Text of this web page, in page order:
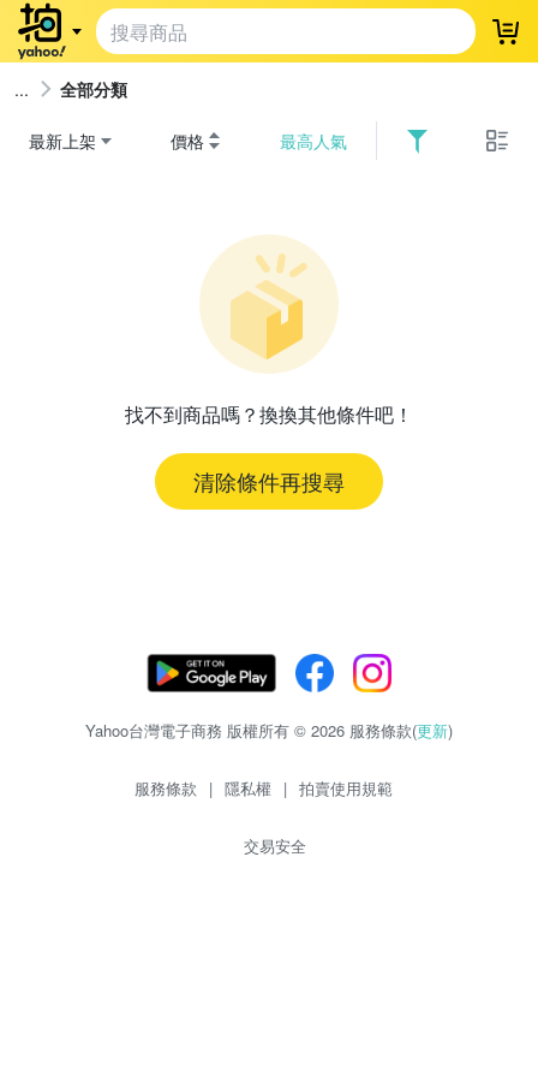
登
全部分類
最新上架 價格 最高人氣
找不到商品嗎？換換其他條件吧！
清除條件再搜尋
Yahoo台灣電子商務 版權所有 © 2026 服務條款(更新)
服務條款 | 隱私權 | 拍賣使用規範
交易安全